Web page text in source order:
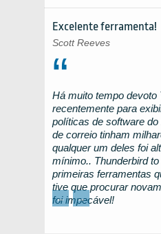
Excelente ferramenta!
Scott Reeves
Há muito tempo devoto
recentemente para
políticas de software
de correio tinham
qualquer um deles foi
mínimo.. Thunderbird
primeiras ferramentas
tive que procurar
foi impecável!
← →